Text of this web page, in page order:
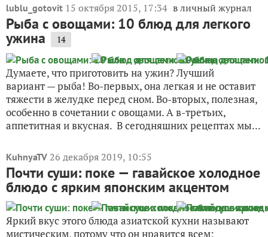
lublu_gotovit 15 октября 2015, 17:34 в личный журнал
Рыба с овощами: 10 блюд для легкого
ужина 14
Думаете, что приготовить на ужин? Лучший
вариант — рыба! Во-первых, она легкая и не оставит
тяжести в желудке перед сном. Во-вторых, полезная,
особенно в сочетании с овощами. А в-третьих,
аппетитная и вкусная. В сегодняшних рецептах мы...
KuhnyaTV 26 декабря 2019, 10:55
Почти суши: поке — гавайское холодное
блюдо с ярким японским акцентом
Яркий вкус этого блюда азиатской кухни называют
мистическим, потому что он нравится всем: